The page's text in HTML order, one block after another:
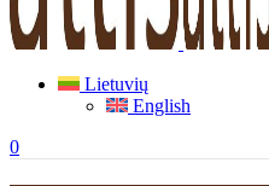
Lietuvių
English
0